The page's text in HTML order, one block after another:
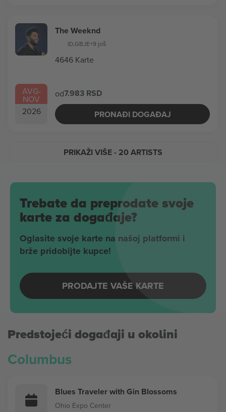
AVG-
NOV
2026
The Weeknd
ID,GB,IE+9 još
4646 Karte
od7.983 RSD
PRONAĐI DOGAĐAJ
PRIKAŽI VIŠE- 20 ARTISTS
Trebate da preprodate svoje
karte za događaje?
Oglasite svoje karte na našoj platformi i
brže pridobijte kupce!
PRODAJTE VAŠE KARTE
Predstojeći događaji u okolini
Columbus
Blues Traveler with Gin Blossoms
Ohio Expo Center